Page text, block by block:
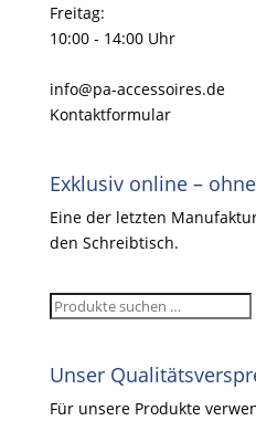
Freitag:
10:00 - 14:00 Uhr
info@pa-accessoires.de
Kontaktformular
Exklusiv online –
Eine der letzten
den Schreibtisch.
Suchen
Unser
Für unsere Produkte